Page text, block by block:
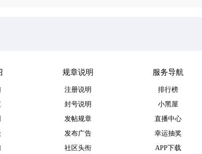
规章说明
注册说明
封号说明
发帖规章
发布广告
社区头衔
服务导航
排行榜
小黑屋
直播中心
幸运抽奖
APP下载